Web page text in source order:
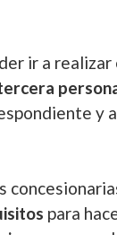
ir a realizar
y
para